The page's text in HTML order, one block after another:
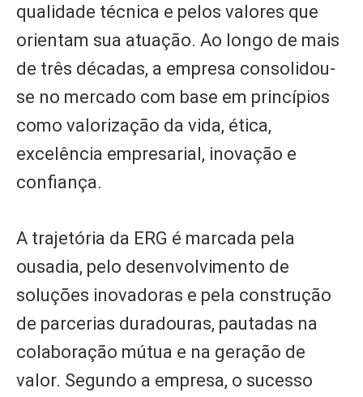
qualidade técnica e pelos valores que
orientam sua atuação. Ao longo de mais
de três décadas, a empresa consolidou-
se no mercado com base em princípios
como valorização da vida, ética,
excelência empresarial, inovação e
confiança.
A trajetória da ERG é marcada pela
ousadia, pelo desenvolvimento de
soluções inovadoras e pela construção
de parcerias duradouras, pautadas na
colaboração mútua e na geração de
valor. Segundo a empresa, o sucesso